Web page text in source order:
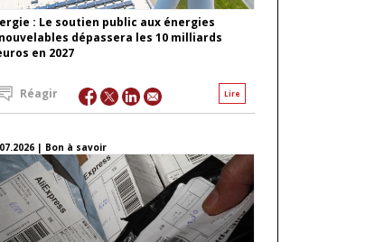
: Le soutien public aux énergies
dépassera les 10 milliards
en 2027
Lire
Réagir
| Bon à savoir